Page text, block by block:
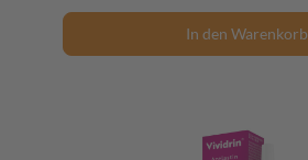
In den Warenkorb